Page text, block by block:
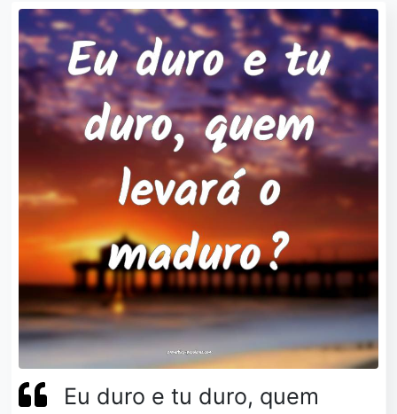
Eu duro e tu duro, quem